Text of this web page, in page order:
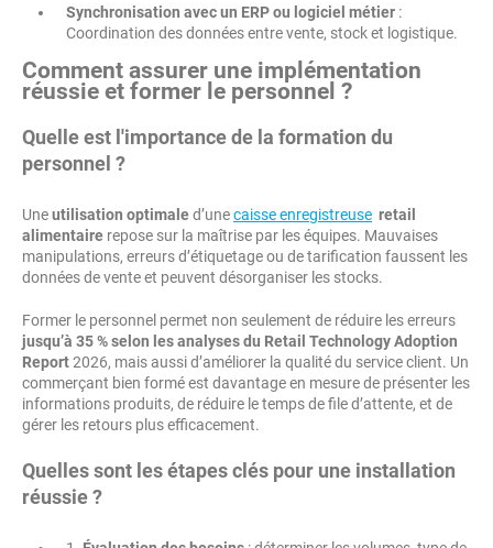
Synchronisation avec un ERP ou logiciel métier :
Coordination des données entre vente, stock et logistique.
Comment assurer une implémentation
réussie et former le personnel ?
Quelle est l'importance de la formation du
personnel ?
Uneutilisation optimaled’unecaisse enregistreuse retail
alimentaire repose sur la maîtrise par les équipes. Mauvaises
manipulations, erreurs d’étiquetage ou de tarification faussent les
données de vente et peuvent désorganiser les stocks.
Former le personnel permet non seulement de réduire les erreurs
jusqu’à 35 % selon les analyses du Retail Technology Adoption
Report2026, mais aussi d’améliorer la qualité du service client. Un
commerçant bien formé est davantage en mesure de présenter les
informations produits, de réduire le temps de file d’attente, et de
gérer les retours plus efficacement.
Quelles sont les étapes clés pour une installation
réussie ?